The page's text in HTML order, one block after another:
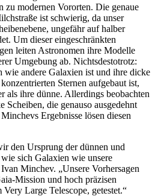
zu modernen Vororten. Die genaue
ist schwierig, da unser
ungefähr auf halber
Um dieser eingeschränkten
leiten Astronomen ihre Modelle
Umgebung ab. Nichtsdestotrotz:
andere Galaxien ist und ihre dicke
Sternen aufgebaut ist,
als ihre dünne. Allerdings beobachten
die genauso ausgedehnt
Ergebnisse lösen diesen
den Ursprung der dünnen und
sich Galaxien wie unsere
Minchev. „Unsere Vorhersagen
Mission und hoch präzisen
Large Telescope, getestet.“